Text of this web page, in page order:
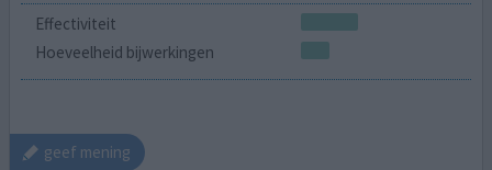
Effectiviteit
Hoeveelheid bijwerkingen
geef mening